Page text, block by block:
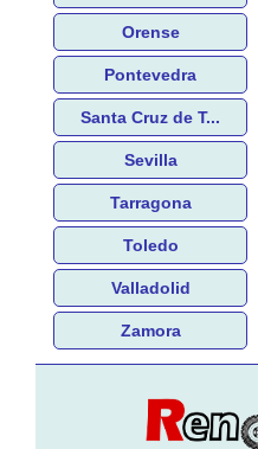
Orense
Pontevedra
Santa Cruz de T...
Sevilla
Tarragona
Toledo
Valladolid
Zamora